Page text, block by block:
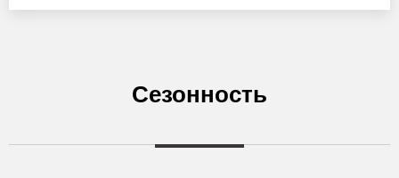
Сезонность